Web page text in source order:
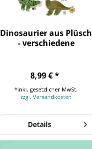
Dinosaurier aus Plüsch
- verschiedene
8,99 € *
*inkl. gesetzlicher MwSt.
zzgl. Versandkosten
Details